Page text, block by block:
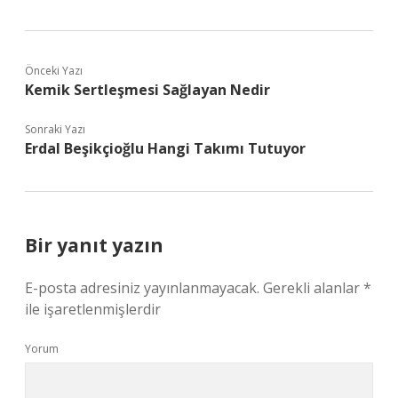
Önceki Yazı
Kemik Sertleşmesi Sağlayan Nedir
Sonraki Yazı
Erdal Beşikçioğlu Hangi Takımı Tutuyor
Bir yanıt yazın
E-posta adresiniz yayınlanmayacak. Gerekli alanlar*
ile işaretlenmişlerdir
Yorum